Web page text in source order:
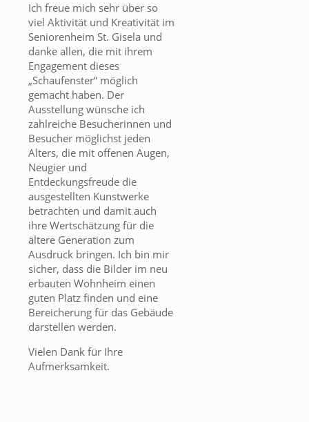
Ich freue mich sehr über so
viel Aktivität und Kreativität im
Seniorenheim St. Gisela und
danke allen, die mit ihrem
Engagement dieses
„Schaufenster“ möglich
gemacht haben. Der
Ausstellung wünsche ich
zahlreiche Besucherinnen und
Besucher möglichst jeden
Alters, die mit offenen Augen,
Neugier und
Entdeckungsfreude die
ausgestellten Kunstwerke
betrachten und damit auch
ihre Wertschätzung für die
ältere Generation zum
Ausdruck bringen. Ich bin mir
sicher, dass die Bilder im neu
erbauten Wohnheim einen
guten Platz finden und eine
Bereicherung für das Gebäude
darstellen werden.
Vielen Dank für Ihre
Aufmerksamkeit.